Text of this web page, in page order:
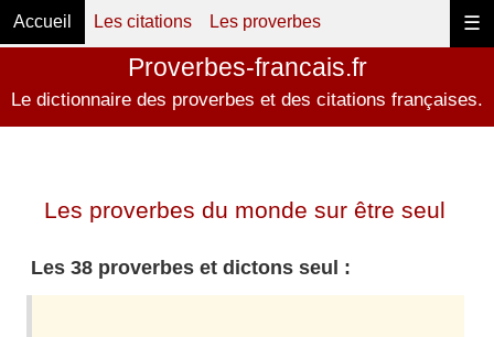
☰
Accueil Les citations Les proverbes
Proverbes-francais.fr
Le dictionnaire des proverbes et des citations françaises.
Les proverbes du monde sur être seul
Les 38 proverbes et dictons seul :